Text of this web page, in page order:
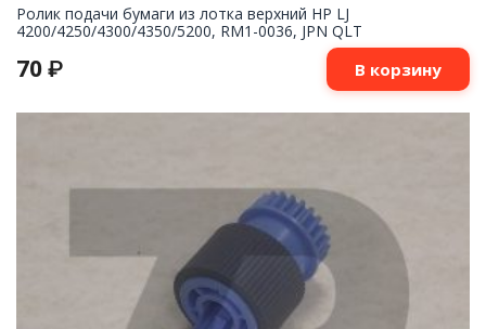
Ролик подачи бумаги из лотка верхний HP LJ
4200/4250/4300/4350/5200, RM1-0036, JPN QLT
70 ₽ В корзину